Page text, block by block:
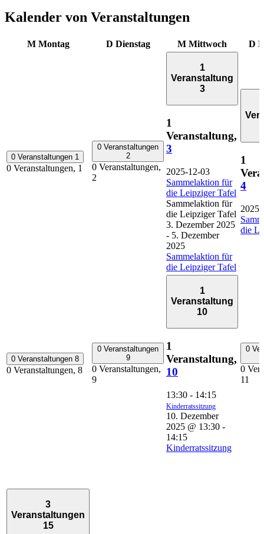
Kalender von Veranstaltungen
M Montag D Dienstag M Mittwoch D
0 Veranstaltungen 1
0 Veranstaltungen, 1
0 Veranstaltungen
2
0 Veranstaltungen,
2
1
Veranstaltung
3
1
Veranstaltung,
3
2025-12-03
Sammelaktion für
die Leipziger Tafel
Sammelaktion für
die Leipziger Tafel
3. Dezember 2025
- 5. Dezember
2025
Sammelaktion für
die Leipziger Tafel
1
4
die
0 Veranstaltungen 8
0 Veranstaltungen, 8
0 Veranstaltungen
9
0 Veranstaltungen,
9
1
Veranstaltung
10
1
Veranstaltung,
10
13:30 - 14:15
Kinderratssitzung
10. Dezember
2025 @ 13:30 -
14:15
Kinderratssitzung
0
0
11
3
Veranstaltungen
15